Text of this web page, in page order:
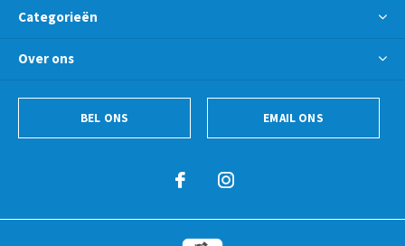
Categorieën
Over ons
BEL ONS EMAIL ONS